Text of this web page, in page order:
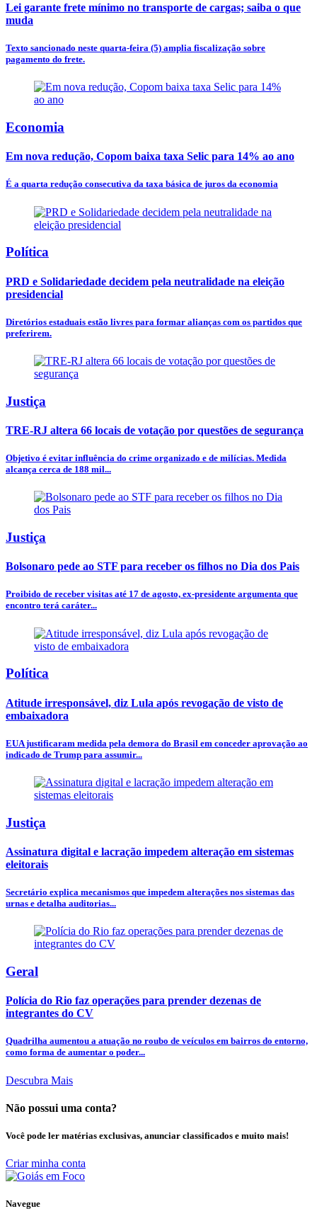
Lei garante frete mínimo no transporte de cargas; saiba o que
muda
Texto sancionado neste quarta-feira (5) amplia fiscalização sobre
pagamento do frete.
Economia
Em nova redução, Copom baixa taxa Selic para 14% ao ano
É a quarta redução consecutiva da taxa básica de juros da economia
Política
PRD e Solidariedade decidem pela neutralidade na eleição
presidencial
Diretórios estaduais estão livres para formar alianças com os partidos que
preferirem.
Justiça
TRE-RJ altera 66 locais de votação por questões de segurança
Objetivo é evitar influência do crime organizado e de milícias. Medida
alcança cerca de 188 mil...
Justiça
Bolsonaro pede ao STF para receber os filhos no Dia dos Pais
Proibido de receber visitas até 17 de agosto, ex-presidente argumenta que
encontro terá caráter...
Política
Atitude irresponsável, diz Lula após revogação de visto de
embaixadora
EUA justificaram medida pela demora do Brasil em conceder aprovação ao
indicado de Trump para assumir...
Justiça
Assinatura digital e lacração impedem alteração em sistemas
eleitorais
Secretário explica mecanismos que impedem alterações nos sistemas das
urnas e detalha auditorias...
Geral
Polícia do Rio faz operações para prender dezenas de
integrantes do CV
Quadrilha aumentou a atuação no roubo de veículos em bairros do entorno,
como forma de aumentar o poder...
Descubra Mais
Não possui uma conta?
Você pode ler matérias exclusivas, anunciar classificados e muito mais!
Criar minha conta
Navegue